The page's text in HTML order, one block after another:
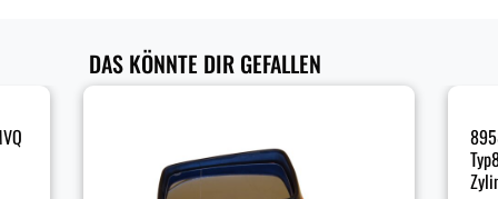
DAS KÖNNTE DIR GEFALLEN